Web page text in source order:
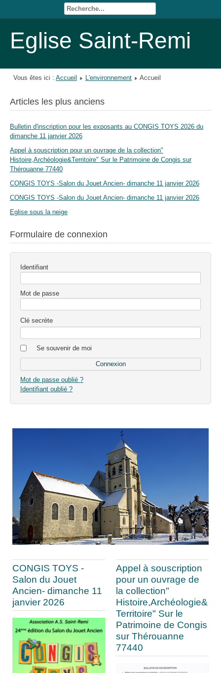
Eglise Saint-Remi
Vous êtes ici : Accueil L'environnement Accueil
Articles les plus anciens
Bulletin d'inscription pour les exposants au CONGIS TOYS 2026 du
dimanche 11 janvier 2026
Appel à souscription pour un ouvrage de la collection"
Histoire,Archéologie&Territoire" Sur le Patrimoine de Congis sur
Thérouanne 77440
CONGIS TOYS -Salon du Jouet Ancien- dimanche 11 janvier 2026
CONGIS TOYS -Salon du Jouet Ancien- dimanche 11 janvier 2026
Eglise sous la neige
Formulaire de connexion
Identifiant
Mot de passe
Clé secrète
Se souvenir de moi
Mot de passe oublié ?
Identifiant oublié ?
CONGIS TOYS -
Salon du Jouet
Ancien- dimanche 11
janvier 2026
Appel à souscription
pour un ouvrage de
la collection"
Histoire,Archéologie&
Territoire" Sur le
Patrimoine de Congis
sur Thérouanne
77440